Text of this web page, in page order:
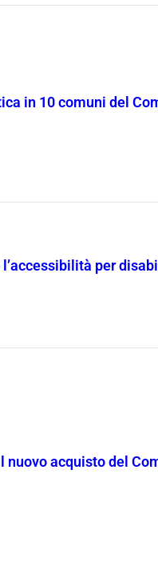
in 10 comuni del
per
nuovo acquisto del